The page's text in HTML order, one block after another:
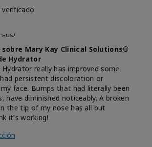
us/
Mary Kay Clinical Solutions®
Hydrator
Hydrator really has improved some
persistent discoloration or
face. Bumps that had literally been
have diminished noticeably. A broken
the tip of my nose has all but
it's working!